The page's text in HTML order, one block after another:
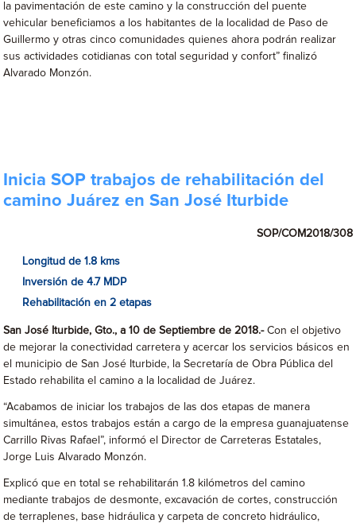
la pavimentación de este camino y la construcción del puente
vehicular beneficiamos a los habitantes de la localidad de Paso de
Guillermo y otras cinco comunidades quienes ahora podrán realizar
sus actividades cotidianas con total seguridad y confort” finalizó
Alvarado Monzón.
Inicia SOP trabajos de rehabilitación del
camino Juárez en San José Iturbide
SOP/COM2018/308
Longitud de 1.8 kms
Inversión de 4.7 MDP
Rehabilitación en 2 etapas
San José Iturbide, Gto., a 10 de Septiembre de 2018.-Con el objetivo
de mejorar la conectividad carretera y acercar los servicios básicos en
el municipio de San José Iturbide, la Secretaría de Obra Pública del
Estado rehabilita el camino a la localidad de Juárez.
“Acabamos de iniciar los trabajos de las dos etapas de manera
simultánea, estos trabajos están a cargo de la empresa guanajuatense
Carrillo Rivas Rafael”, informó el Director de Carreteras Estatales,
Jorge Luis Alvarado Monzón.
Explicó que en total se rehabilitarán 1.8 kilómetros del camino
mediante trabajos de desmonte, excavación de cortes, construcción
de terraplenes, base hidráulica y carpeta de concreto hidráulico,